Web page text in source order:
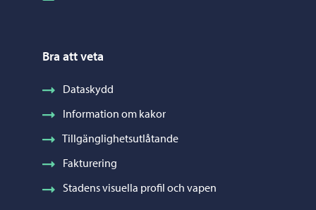
Bra att veta
Dataskydd
Information om kakor
Tillgänglighetsutlåtande
Fakturering
Stadens visuella profil och vapen